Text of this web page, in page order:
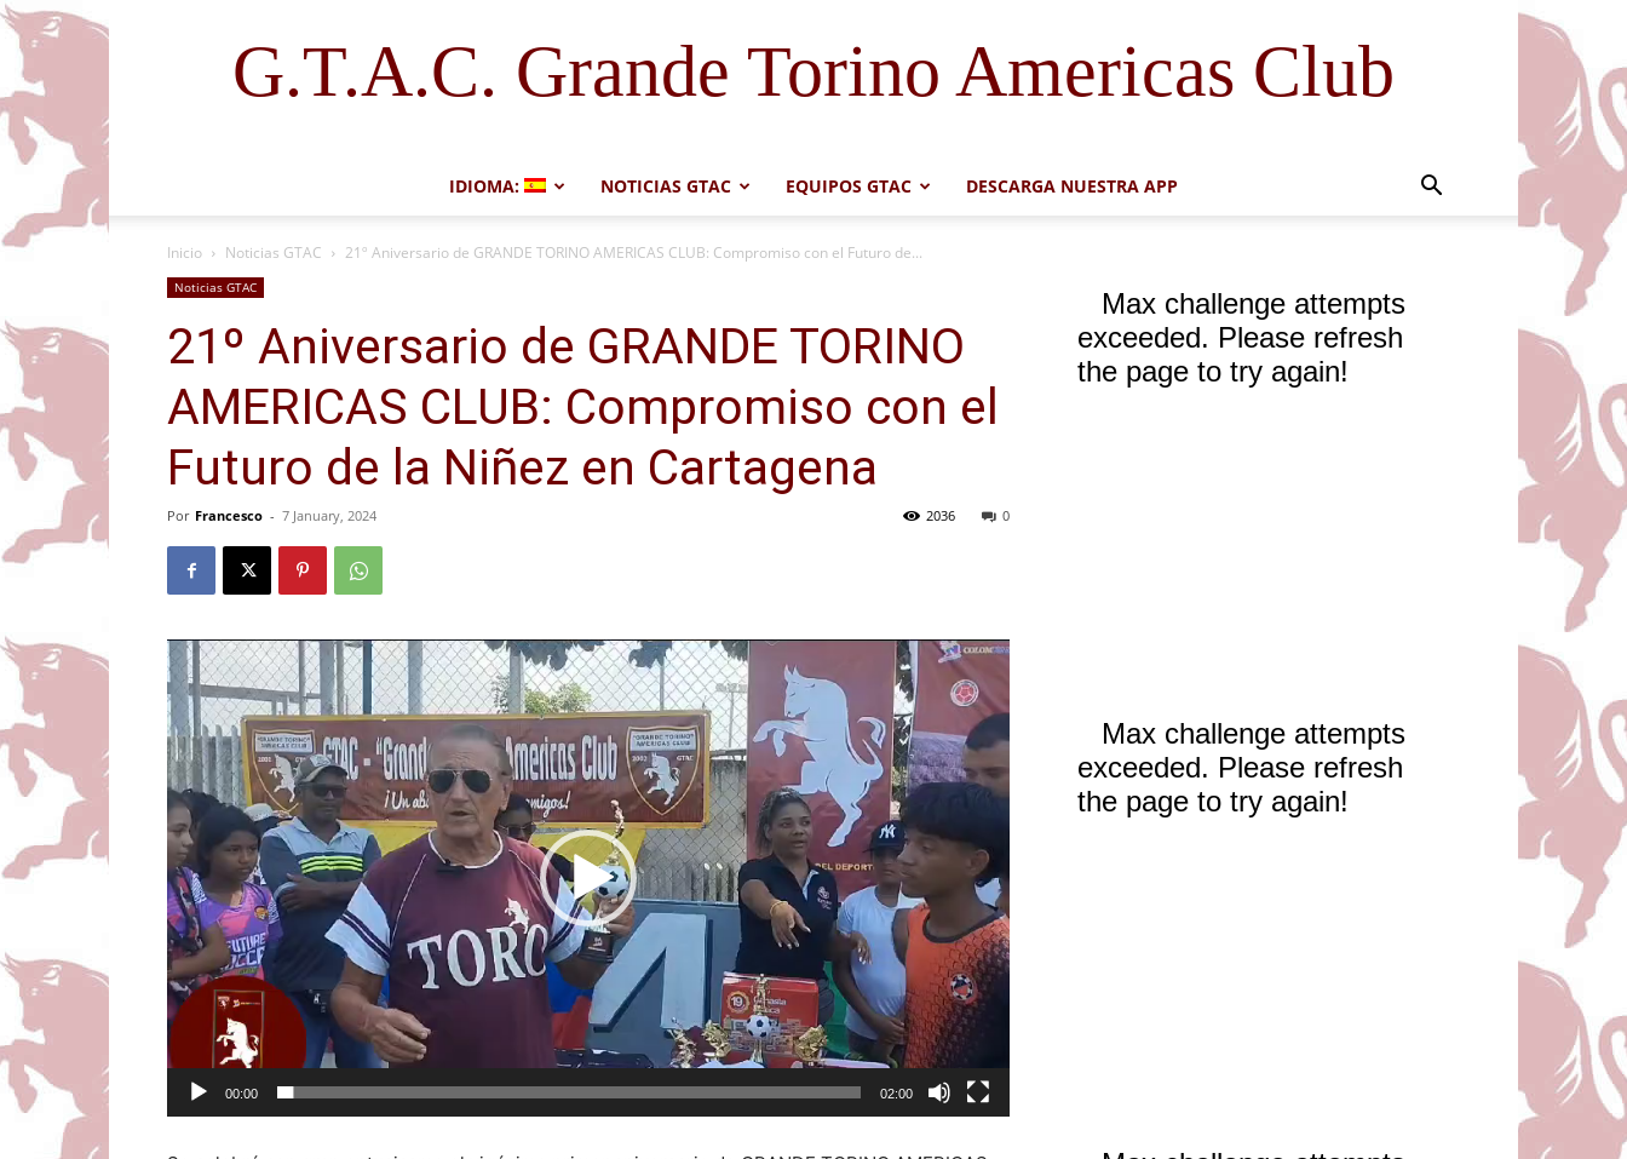
G.T.A.C. Grande Torino Americas Club
IDIOMA: NOTICIAS GTAC EQUIPOS GTAC DESCARGA NUESTRA APP
Inicio Noticias GTAC 21º Aniversario de GRANDE TORINO AMERICAS CLUB: Compromiso con el Futuro de...
Noticias GTAC
21º Aniversario de GRANDE TORINO
AMERICAS CLUB: Compromiso con el
Futuro de la Niñez en Cartagena
Por Francesco - 7 January, 2024 0
2036
Reproductor
de
vídeo
00:00 02:00